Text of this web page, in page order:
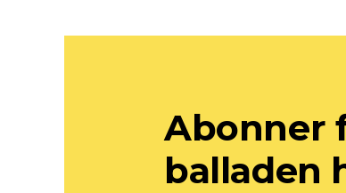
Abonner
balladen